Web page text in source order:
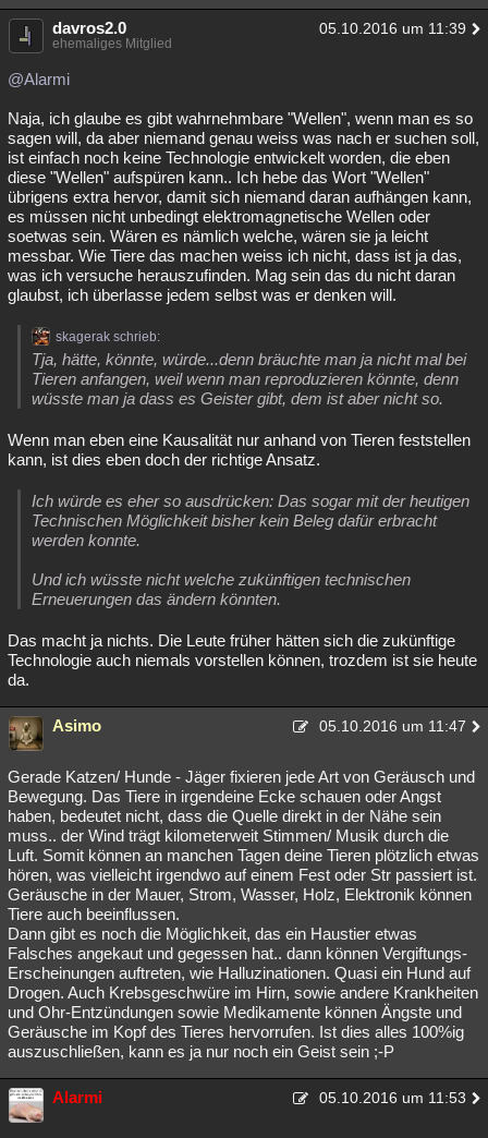
davros2.0 05.10.2016 um 11:39
ehemaliges Mitglied
@Alarmi
Naja, ich glaube es gibt wahrnehmbare "Wellen", wenn man es so
sagen will, da aber niemand genau weiss was nach er suchen soll,
ist einfach noch keine Technologie entwickelt worden, die eben
diese "Wellen" aufspüren kann.. Ich hebe das Wort "Wellen"
übrigens extra hervor, damit sich niemand daran aufhängen kann,
es müssen nicht unbedingt elektromagnetische Wellen oder
soetwas sein. Wären es nämlich welche, wären sie ja leicht
messbar. Wie Tiere das machen weiss ich nicht, dass ist ja das,
was ich versuche herauszufinden. Mag sein das du nicht daran
glaubst, ich überlasse jedem selbst was er denken will.
skagerak schrieb:
Tja, hätte, könnte, würde...denn bräuchte man ja nicht mal bei
Tieren anfangen, weil wenn man reproduzieren könnte, denn
wüsste man ja dass es Geister gibt, dem ist aber nicht so.
Wenn man eben eine Kausalität nur anhand von Tieren feststellen
kann, ist dies eben doch der richtige Ansatz.
Ich würde es eher so ausdrücken: Das sogar mit der heutigen
Technischen Möglichkeit bisher kein Beleg dafür erbracht
werden konnte.
Und ich wüsste nicht welche zukünftigen technischen
Erneuerungen das ändern könnten.
Das macht ja nichts. Die Leute früher hätten sich die zukünftige
Technologie auch niemals vorstellen können, trozdem ist sie heute
da.
Asimo 05.10.2016 um 11:47
Gerade Katzen/ Hunde - Jäger fixieren jede Art von Geräusch und
Bewegung. Das Tiere in irgendeine Ecke schauen oder Angst
haben, bedeutet nicht, dass die Quelle direkt in der Nähe sein
muss.. der Wind trägt kilometerweit Stimmen/ Musik durch die
Luft. Somit können an manchen Tagen deine Tieren plötzlich etwas
hören, was vielleicht irgendwo auf einem Fest oder Str passiert ist.
Geräusche in der Mauer, Strom, Wasser, Holz, Elektronik können
Tiere auch beeinflussen.
Dann gibt es noch die Möglichkeit, das ein Haustier etwas
Falsches angekaut und gegessen hat.. dann können Vergiftungs-
Erscheinungen auftreten, wie Halluzinationen. Quasi ein Hund auf
Drogen. Auch Krebsgeschwüre im Hirn, sowie andere Krankheiten
und Ohr-Entzündungen sowie Medikamente können Ängste und
Geräusche im Kopf des Tieres hervorrufen. Ist dies alles 100%ig
auszuschließen, kann es ja nur noch ein Geist sein ;-P
Alarmi 05.10.2016 um 11:53